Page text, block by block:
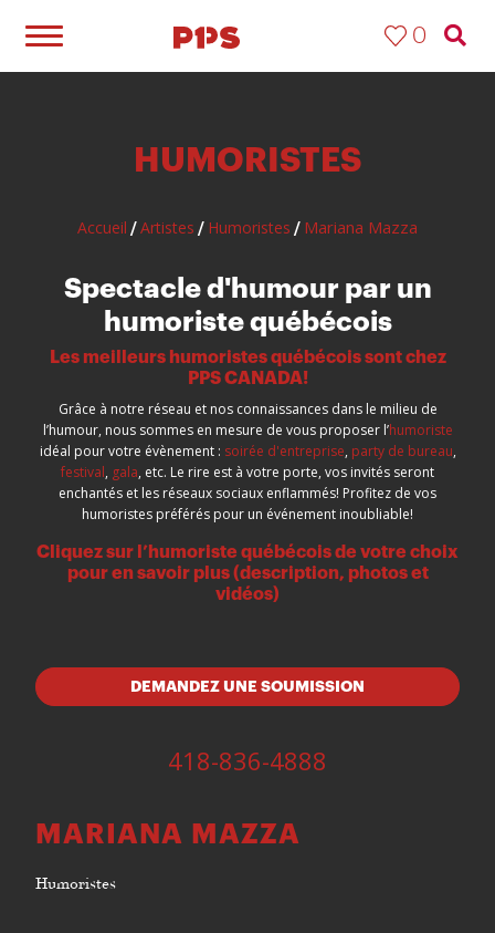
0
HUMORISTES
Accueil / Artistes / Humoristes / Mariana Mazza
Spectacle d'humour par un
humoriste québécois
Les meilleurs humoristes québécois sont chez
PPS CANADA!
Grâce à notre réseau et nos connaissances dans le milieu de
l’humour, nous sommes en mesure de vous proposer l’humoriste
idéal pour votre évènement : soirée d'entreprise, party de bureau,
festival, gala, etc. Le rire est à votre porte, vos invités seront
enchantés et les réseaux sociaux enflammés! Profitez de vos
humoristes préférés pour un événement inoubliable!
Cliquez sur l’humoriste québécoisde votre choix
pour en savoir plus (description, photos et
vidéos)
DEMANDEZ UNE SOUMISSION
418-836-4888
MARIANA MAZZA
Humoristes